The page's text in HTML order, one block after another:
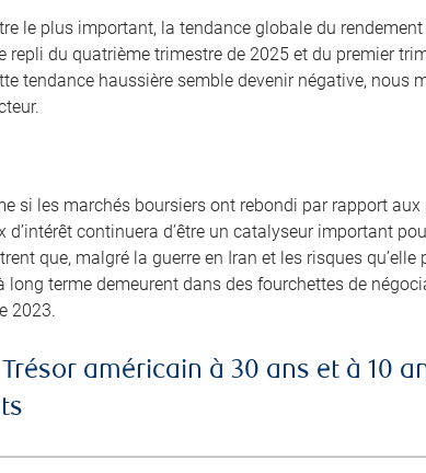
le plus important, la tendance globale du
du quatrième trimestre de 2025 et du premier
tendance haussière semble devenir négative, nous
si les marchés boursiers ont rebondi par rapport aux
continuera d’être un catalyseur important
que, malgré la guerre en Iran et les risques qu’elle
long terme demeurent dans des fourchettes de
2023.
américain à 30 ans et à 10